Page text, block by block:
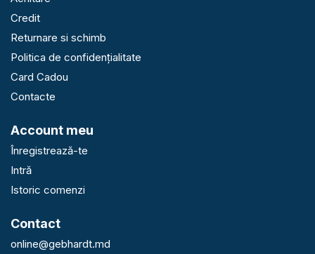
Credit
Returnare si schimb
Politica de confidențialitate
Card Cadou
Contacte
Account meu
Înregistrează-te
Intră
Istoric comenzi
Contact
online@gebhardt.md